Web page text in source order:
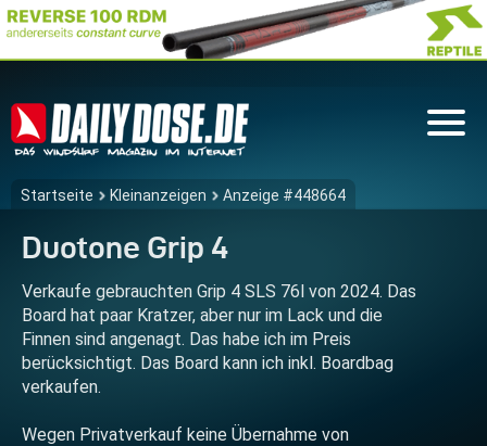
Startseite Kleinanzeigen Anzeige #448664
Duotone Grip 4
Verkaufe gebrauchten Grip 4 SLS 76l von 2024. Das
Board hat paar Kratzer, aber nur im Lack und die
Finnen sind angenagt. Das habe ich im Preis
berücksichtigt. Das Board kann ich inkl. Boardbag
verkaufen.
Wegen Privatverkauf keine Übernahme von